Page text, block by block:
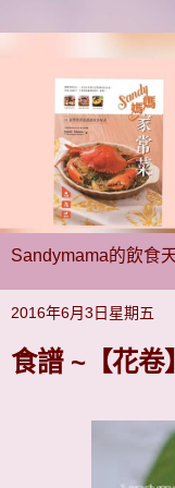
Sandymama的飲食
2016年6月3日星期五
食譜 ~【花卷